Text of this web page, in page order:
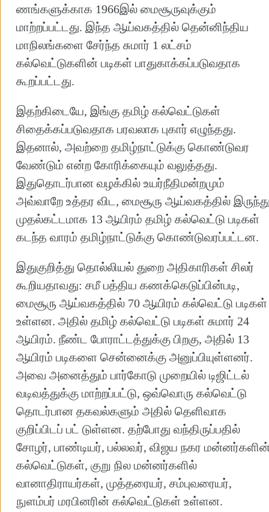
ணங்களுக்காக 1966இல் மைசூருவுக்கும்
மாற்றப்பட்டது. இந்த ஆய்வகத்தில் தென்னிந்திய
மாநிலங்களை சேர்ந்த சுமார் 1 லட்சம்
கல்வெட்டுகளின் படிகள் பாதுகாக்கப்படுவதாக
கூறப்பட்டது.
இதற்கிடையே, இங்கு தமிழ் கல்வெட்டுகள்
சிதைக்கப்படுவதாக பரவலாக புகார் எழுந்தது.
இதனால், அவற்றை தமிழ்நாட்டுக்கு கொண்டுவர
வேண்டும் என்ற கோரிக்கையும் வலுத்தது.
இதுதொடர்பான வழக்கில் உயர்நீதிமன்றமும்
அவ்வாறே உத்தர விட, மைசூரு ஆய்வகத்தில்
முதல்கட்டமாக 13 ஆயிரம் தமிழ் கல்வெட்டு படிகள்
கடந்த வாரம் தமிழ்நாட்டுக்கு கொண்டுவரப்பட்டன.
இதுகுறித்து தொல்லியல் துறை அதிகாரிகள் சிலர்
கூறியதாவது: சமீ பத்திய கணக்கெடுப்பின்படி,
மைசூரு ஆய்வகத்தில் 70 ஆயிரம் கல்வெட்டு படிகள்
உள்ளன. அதில் தமிழ் கல்வெட்டு படிகள் சுமார் 24
ஆயிரம். நீண்ட போராட்டத்துக்கு பிறகு, அதில் 13
ஆயிரம் படிகளை சென்னைக்கு அனுப்பியுள்ளனர்.
அவை அனைத்தும் பார்கோடு முறையில் டிஜிட்டல்
வடிவத்துக்கு மாற்றப்பட்டு, ஒவ்வொரு கல்வெட்டு
தொடர்பான தகவல்களும் அதில் தெளிவாக
குறிப்பிடப் பட் டுள்ளன. தற்போது வந்திருப்பதில்
சோழர், பாண்டியர், பல்லவர், விஜய நகர
கல்வெட்டுகள், குறு நில மன்னர்களில்
வானாதிராயர்கள், முத்தரையர், சம்புவரையர்,
நுளம்பர் மரபினரின் கல்வெட்டுகள் உள்ளன.